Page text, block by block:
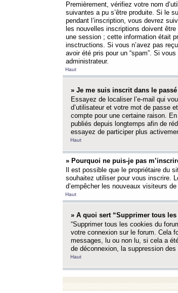
Premièrement, vérifiez votre nom
suivantes a pu s’être produite. Si le
pendant l’inscription, vous devrez
les nouvelles inscriptions doivent
une session ; cette information était
insctructions. Si vous n’avez pas
avoir été pris pour un “spam”. Si
administrateur.
Haut
» Je me suis inscrit dans le
Essayez de localiser l’e-mail qui
d’utilisateur et votre mot de passe
compte pour une certaine raison.
publiés depuis longtemps afin de
essayez de participer plus
Haut
» Pourquoi ne puis-je pas
Il est possible que le propriétaire du
souhaitez utiliser pour vous inscrire.
d’empêcher les nouveaux visiteurs
Haut
» A quoi sert “Supprimer tous
“Supprimer tous les cookies du
votre connexion sur le forum. Cela
messages, lu ou non lu, si cela a
de déconnexion, la suppression
Haut